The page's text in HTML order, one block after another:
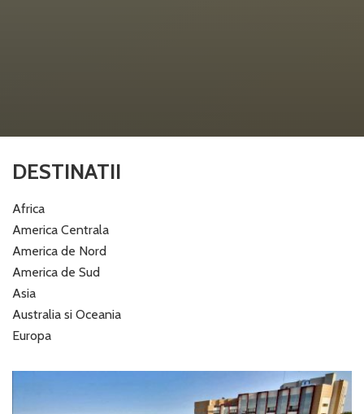
DESTINATII
Africa
America Centrala
America de Nord
America de Sud
Asia
Australia si Oceania
Europa